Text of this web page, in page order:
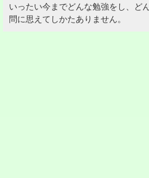
いったい今までどんな勉強をし、ど
問に思えてしかたありません。